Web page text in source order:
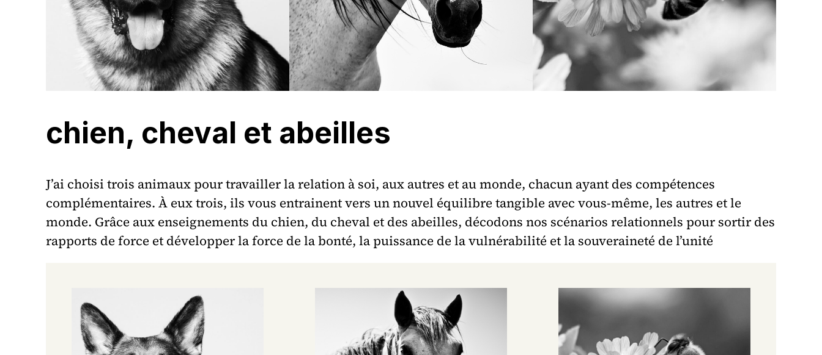
chien, cheval et abeilles
J’ai choisi trois animaux pour travailler la relation à soi, aux autres et au monde, chacun ayant des compétences
complémentaires. À eux trois, ils vous entrainent vers un nouvel équilibre tangible avec vous-même, les autres et le
monde. Grâce aux enseignements du chien, du cheval et des abeilles, décodons nos scénarios relationnels pour sortir des
rapports de force et développer la force de la bonté, la puissance de la vulnérabilité et la souveraineté de l’unité